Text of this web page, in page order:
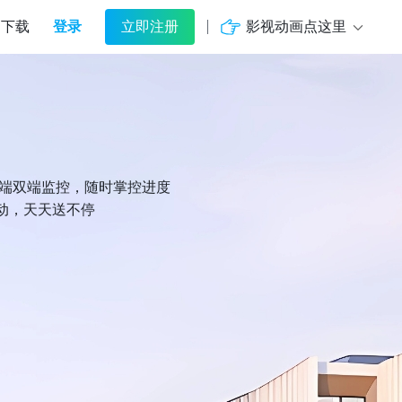
下载 登录 立即注册 影视动画点这里
双端监控，随时掌控进度
，天天送不停